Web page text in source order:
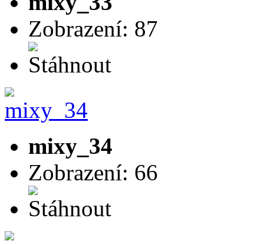
Zobrazení: 87
mixy_34
Zobrazení: 66